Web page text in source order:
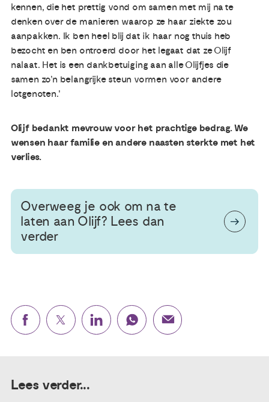
Over ons
Contact
kennen, die het prettig vond om samen met mij na te
denken over de manieren waarop ze haar ziekte zou
aanpakken. Ik ben heel blij dat ik haar nog thuis heb
bezocht en ben ontroerd door het legaat dat ze Olijf
nalaat. Het is een dankbetuiging aan alle Olijfjes die
samen zo’n belangrijke steun vormen voor andere
lotgenoten.'
Olijf bedankt mevrouw voor het prachtige bedrag. We
wensen haar familie en andere naasten sterkte met het
verlies.
Overweeg je ook om na te
laten aan Olijf? Lees dan
verder
Lees verder...